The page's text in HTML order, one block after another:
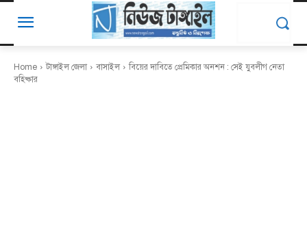
Home টাঙ্গাইল জেলা বাসাইল
বিয়ের দাবিতে প্রেমিকার অনশন : সেই যুবলীগ নেতা
বহিষ্কার